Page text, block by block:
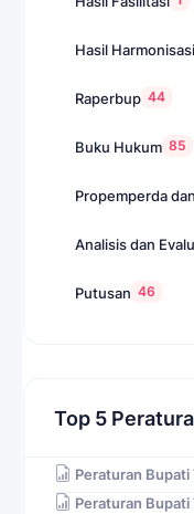
Hasil Harmonisasi
Raperbup 44
Buku Hukum 85
Propemperda
Analisis dan
Putusan 46
Top 5
Peraturan
Peraturan Bupati